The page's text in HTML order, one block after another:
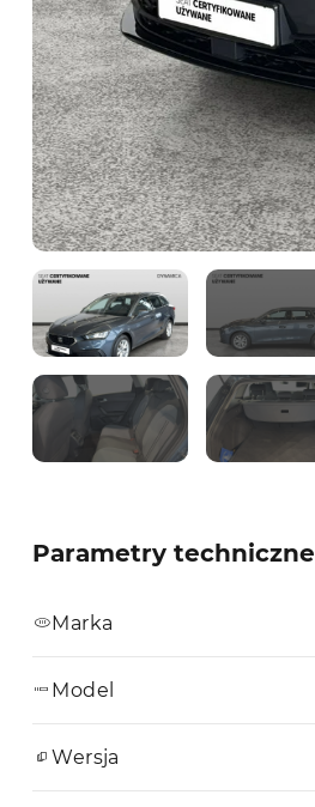
Parametry techniczne
Marka
Model
Wersja